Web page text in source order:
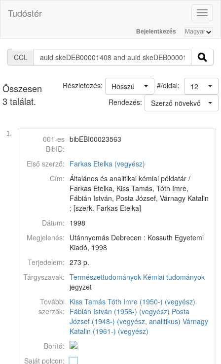
Tudóstér
Bejelentkezés
CCL
Összesen
3 találat.
#/oldal: 12
Hosszú
Részletezés:
Rendezés:
Szerző növekvő
1.
001-es
BibID:
bibEBI00023563
Első szerző: Farkas Etelka (vegyész)
Cím: Általános és analitikai kémiai példatár /
Farkas Etelka, Kiss Tamás, Tóth Imre,
Fábián István, Posta József, Várnagy Katalin
; [szerk. Farkas Etelka]
Dátum: 1998
Megjelenés: Utánnyomás Debrecen : Kossuth Egyetemi
Kiadó, 1998
Terjedelem: 273 p.
Tárgyszavak: Természettudományok Kémiai tudományok
jegyzet
További
szerzők:
Kiss Tamás Tóth Imre (1950-) (vegyész)
Fábián István (1956-) (vegyész) Posta
József (1948-) (vegyész, analitikus) Várnagy
Katalin (1961-) (vegyész)
Borító:
Saját polcon: